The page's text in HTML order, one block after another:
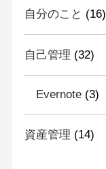
自分のこと (16)
自己管理 (32)
Evernote(3)
資産管理 (14)